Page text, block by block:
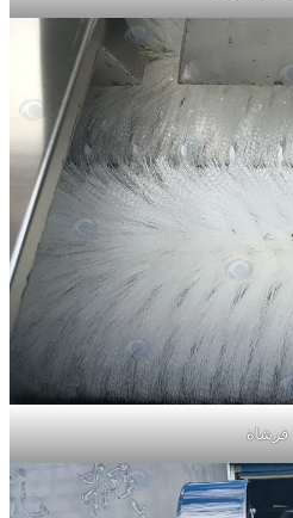
فرشاة